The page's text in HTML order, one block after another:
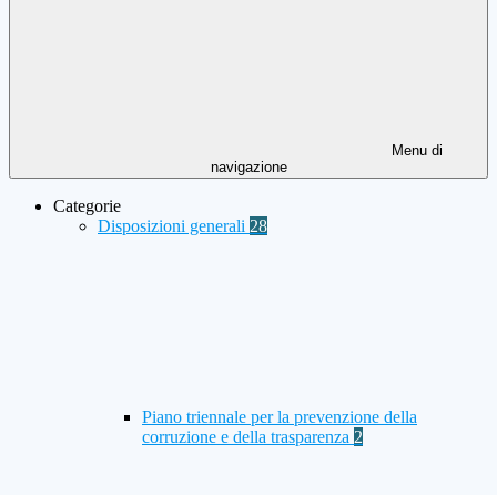
Menu di
navigazione
Categorie
Disposizioni generali 28
Piano triennale per la prevenzione della
corruzione e della trasparenza 2